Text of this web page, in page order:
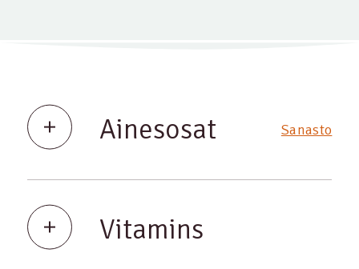
Ainesosat Sanasto
Vitamins